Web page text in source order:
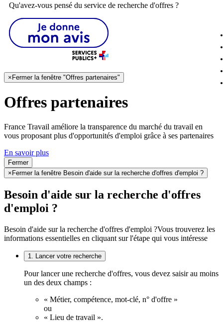
Qu'avez-vous pensé du service de recherche d'offres ?
× Fermer la fenêtre "Offres partenaires"
Offres partenaires
France Travail améliore la transparence du marché du travail en
vous proposant plus d'opportunités d'emploi grâce à ses partenaires
En savoir plus
Fermer
× Fermer la fenêtre Besoin d'aide sur la recherche d'offres d'emploi ?
Besoin d'aide sur la recherche d'offres
d'emploi ?
Besoin d'aide sur la recherche d'offres d'emploi ?Vous trouverez les
informations essentielles en cliquant sur l'étape qui vous intéresse
1. Lancer votre recherche
Pour lancer une recherche d'offres, vous devez saisir au moins
un des deux champs :
« Métier, compétence, mot-clé, n° d'offre »
ou
« Lieu de travail ».